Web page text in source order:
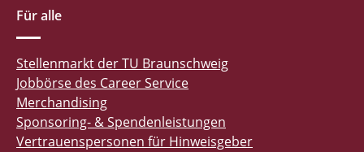
Für alle
Stellenmarkt der TU Braunschweig
Jobbörse des Career Service
Merchandising
Sponsoring- & Spendenleistungen
Vertrauenspersonen für Hinweisgeber